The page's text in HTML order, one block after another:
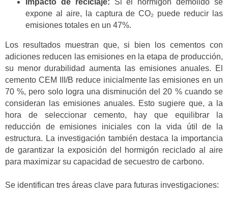
Impacto de reciclaje: Si el hormigón demolido se
expone al aire, la captura de CO₂ puede reducir las
emisiones totales en un 47%.
Los resultados muestran que, si bien los cementos con
adiciones reducen las emisiones en la etapa de producción,
su menor durabilidad aumenta las emisiones anuales. El
cemento CEM III/B reduce inicialmente las emisiones en un
70 %, pero solo logra una disminución del 20 % cuando se
consideran las emisiones anuales. Esto sugiere que, a la
hora de seleccionar cemento, hay que equilibrar la
reducción de emisiones iniciales con la vida útil de la
estructura. La investigación también destaca la importancia
de garantizar la exposición del hormigón reciclado al aire
para maximizar su capacidad de secuestro de carbono.
Se identifican tres áreas clave para futuras investigaciones: